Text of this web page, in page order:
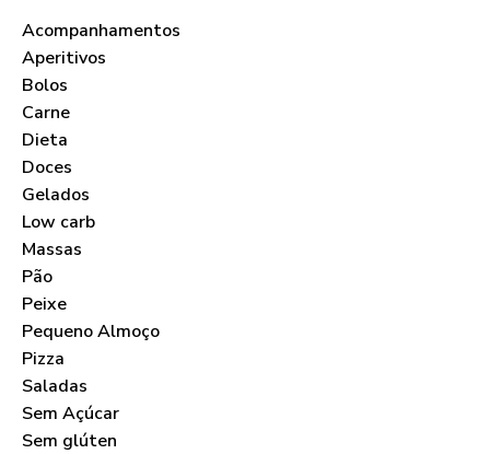
Acompanhamentos
Aperitivos
Bolos
Carne
Dieta
Doces
Gelados
Low carb
Massas
Pão
Peixe
Pequeno Almoço
Pizza
Saladas
Sem Açúcar
Sem glúten